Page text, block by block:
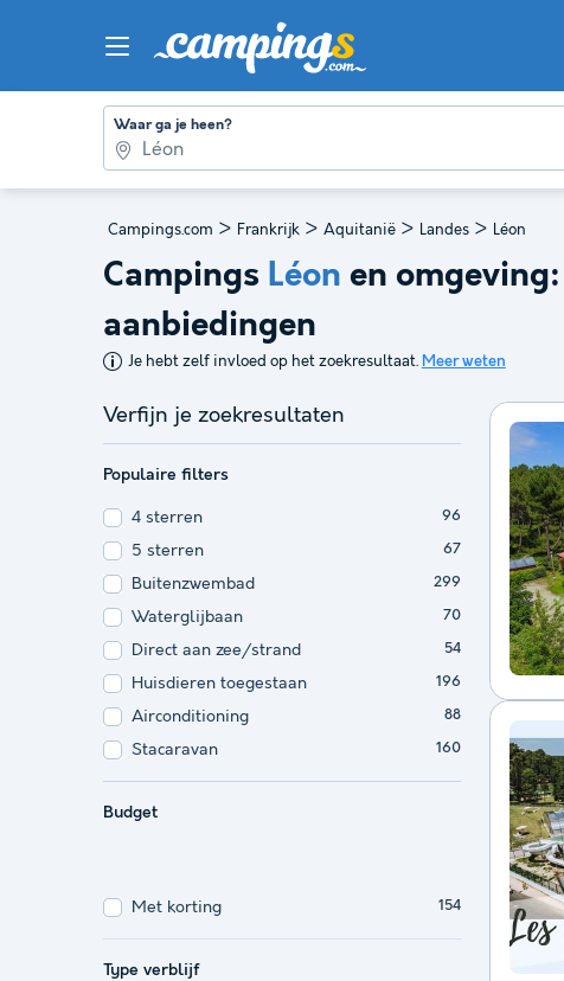
Waar ga je heen?
Campings.com > Frankrijk > Aquitanië > Landes > Léon
Campings Léon en
aanbiedingen
Je hebt zelf invloed op het zoekresultaat. Meer weten
Verfijn je zoekresultaten
Populaire filters
4 sterren 96
5 sterren 67
Buitenzwembad 299
Waterglijbaan 70
Direct aan zee/strand 54
Huisdieren toegestaan 196
Airconditioning 88
Stacaravan 160
Budget
Met korting 154
Type verblijf